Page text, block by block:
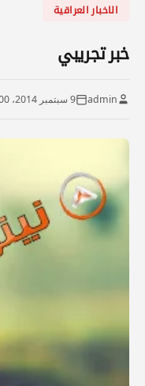
الاخبار العراقية
خبر تجريبي
admin 9 سبتمبر 2014، 12:00 ص